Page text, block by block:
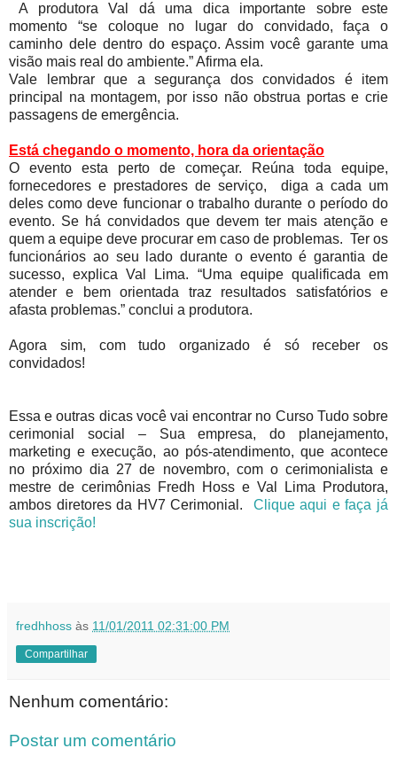
A produtora Val dá uma dica importante sobre este
momento “se coloque no lugar do convidado, faça o
caminho dele dentro do espaço. Assim você garante uma
visão mais real do ambiente.” Afirma ela.
Vale lembrar que a segurança dos convidados é item
principal na montagem, por isso não obstrua portas e crie
passagens de emergência.
Está chegando o momento, hora da orientação
O evento esta perto de começar. Reúna toda equipe,
fornecedores e prestadores de serviço, diga a cada um
deles como deve funcionar o trabalho durante o período do
evento. Se há convidados que devem ter mais atenção e
quem a equipe deve procurar em caso de problemas. Ter os
funcionários ao seu lado durante o evento é garantia de
sucesso, explica Val Lima. “Uma equipe qualificada em
atender e bem orientada traz resultados satisfatórios e
afasta problemas.” conclui a produtora.
Agora sim, com tudo organizado é só receber os
convidados!
Essa e outras dicas você vai encontrar no Curso Tudo sobre
cerimonial social – Sua empresa, do planejamento,
marketing e execução, ao pós-atendimento, que acontece
no próximo dia 27 de novembro, com o cerimonialista e
mestre de cerimônias Fredh Hoss e Val Lima Produtora,
ambos diretores da HV7 Cerimonial.
Clique aqui e faça já
sua inscrição!
fredhhoss às 11/01/2011 02:31:00 PM
Compartilhar
Nenhum comentário:
Postar um comentário